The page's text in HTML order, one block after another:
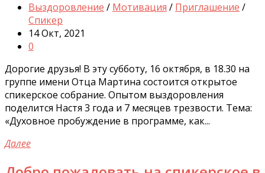
Выздоровление / Мотивация / Приглашение /
Спикер
14 Окт, 2021
0
Дорогие друзья! В эту субботу, 16 октября, в 18.30 на
группе имени Отца Мартина состоится открытое
спикерское собрание. Опытом выздоровления
поделится Настя 3 года и 7 месяцев трезвости. Тема:
«Духовное пробуждение в программе, как...
Далее